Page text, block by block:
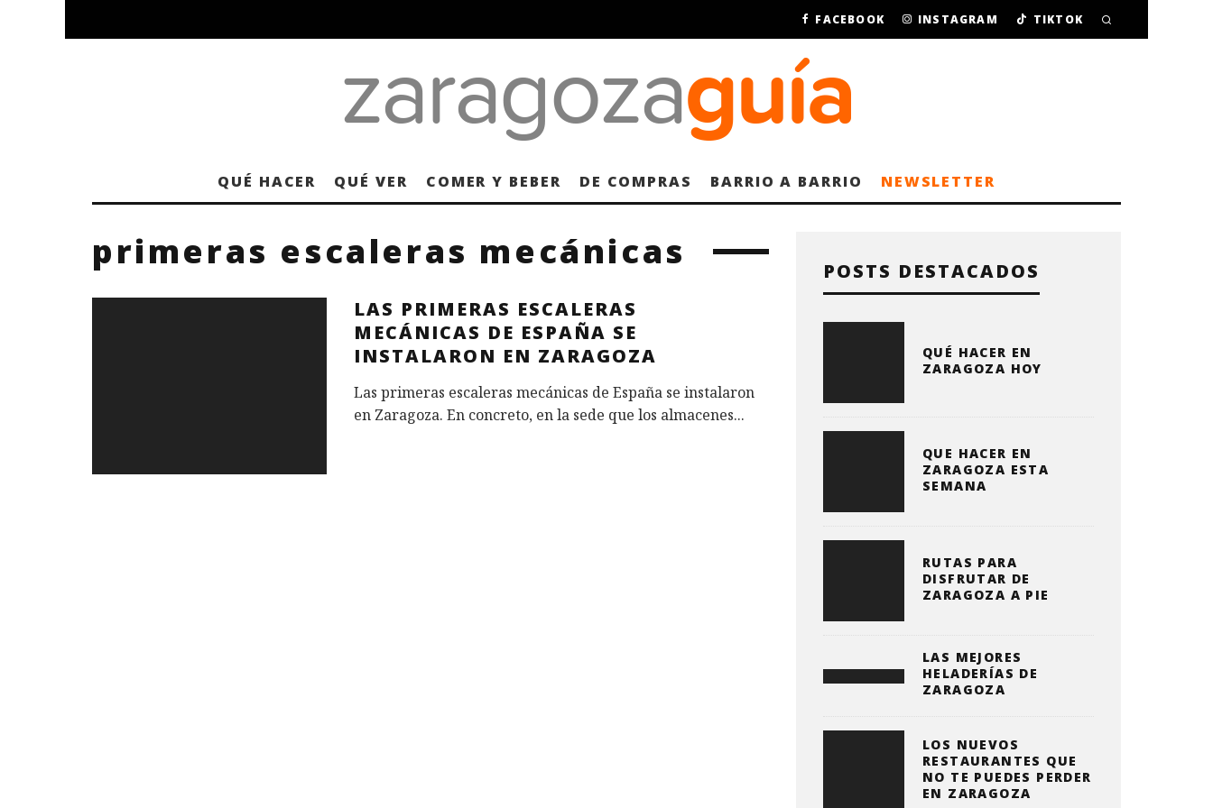
FACEBOOK INSTAGRAM TIKTOK
QUÉ HACER QUÉ VER COMER Y BEBER DE COMPRAS BARRIO A BARRIO NEWSLETTER
primeras escaleras mecánicas
LAS PRIMERAS ESCALERAS
MECÁNICAS DE ESPAÑA SE
INSTALARON EN ZARAGOZA
Las primeras escaleras mecánicas de España se instalaron
en Zaragoza. En concreto, en la sede que los almacenes...
POSTS DESTACADOS
QUÉ HACER EN
ZARAGOZA HOY
QUE HACER EN
ZARAGOZA ESTA
SEMANA
RUTAS PARA
DISFRUTAR DE
ZARAGOZA A PIE
LAS MEJORES
HELADERÍAS DE
ZARAGOZA
LOS NUEVOS
RESTAURANTES QUE
NO TE PUEDES PERDER
EN ZARAGOZA